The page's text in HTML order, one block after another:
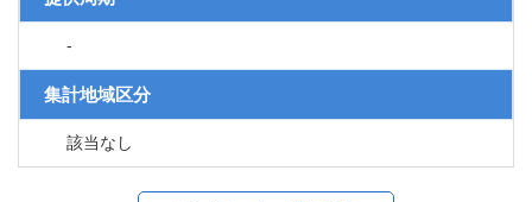
-
集計地域区分
該当なし